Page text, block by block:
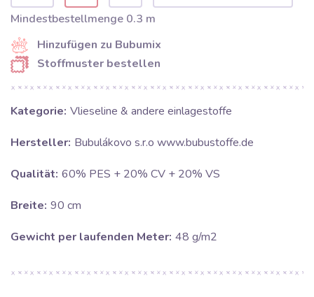
Mindestbestellmenge 0.3 m
Hinzufügen zu Bubumix
Stoffmuster bestellen
Kategorie: Vlieseline & andere einlagestoffe
Hersteller: Bubulákovo s.r.o www.bubustoffe.de
Qualität: 60% PES + 20% CV + 20% VS
Breite: 90 cm
Gewicht per laufenden Meter: 48 g/m2